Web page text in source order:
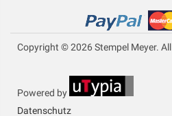
Copyright © 2026 Stempel Meyer.
Powered by
Datenschutz